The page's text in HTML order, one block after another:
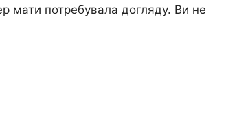
мати потребувала догляду. Ви не